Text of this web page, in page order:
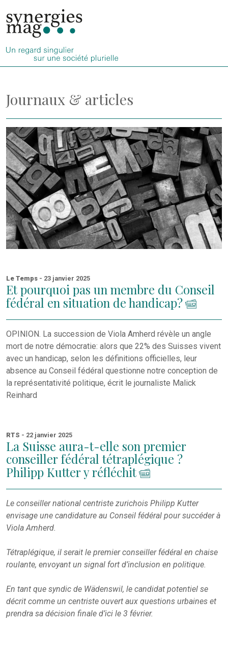
au
contenu
Journaux & articles
Le Temps - 23 janvier 2025
Et pourquoi pas un membre du Conseil
fédéral en situation de handicap?
OPINION. La succession de Viola Amherd révèle un angle
mort de notre démocratie: alors que 22% des Suisses vivent
avec un handicap, selon les définitions officielles, leur
absence au Conseil fédéral questionne notre conception de
la représentativité politique, écrit le journaliste Malick
Reinhard
RTS - 22 janvier 2025
La Suisse aura-t-elle son premier
conseiller fédéral tétraplégique ?
Philipp Kutter y réfléchit
Le conseiller national centriste zurichois Philipp Kutter
envisage une candidature au Conseil fédéral pour succéder à
Viola Amherd.
Tétraplégique, il serait le premier conseiller fédéral en chaise
roulante, envoyant un signal fort d’inclusion en politique.
En tant que syndic de Wädenswil, le candidat potentiel se
décrit comme un centriste ouvert aux questions urbaines et
prendra sa décision finale d’ici le 3 février.